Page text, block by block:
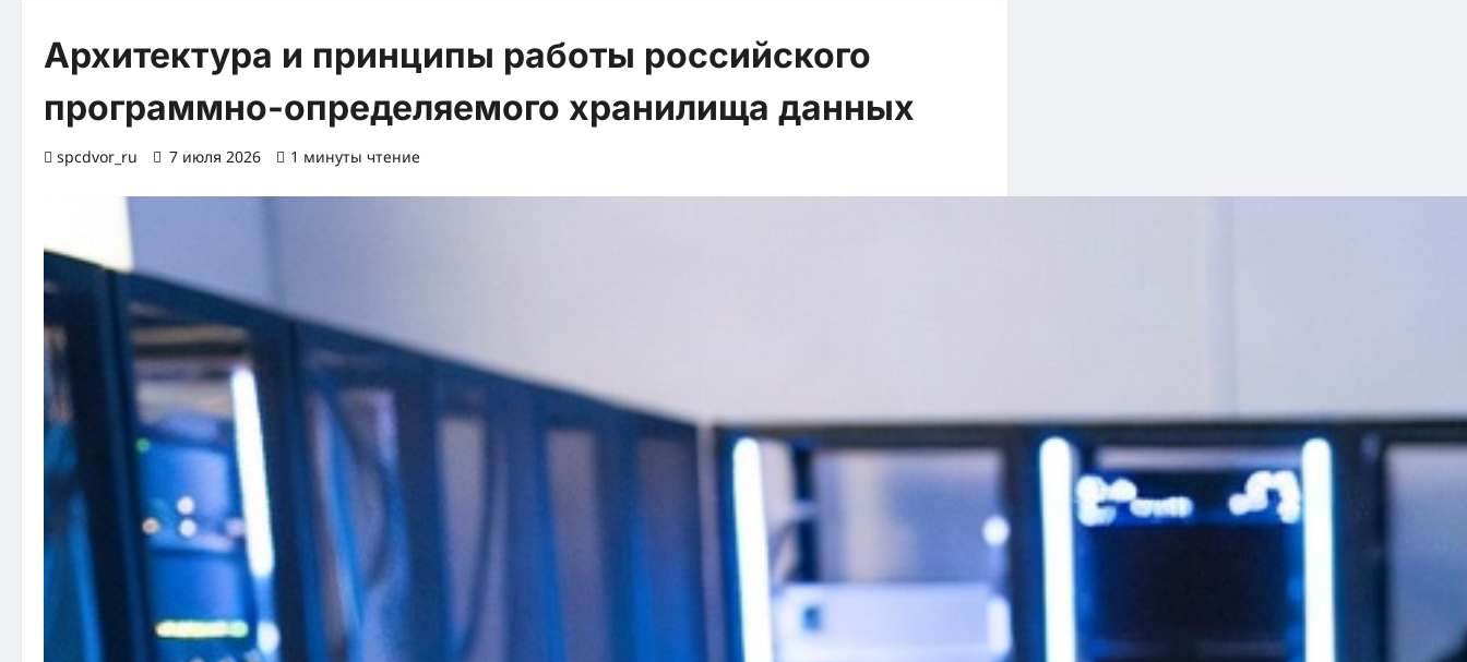
Архитектура и принципы работы российского
программно-определяемого хранилища данных
spcdvor_ru 7 июля 2026 1 минуты чтение